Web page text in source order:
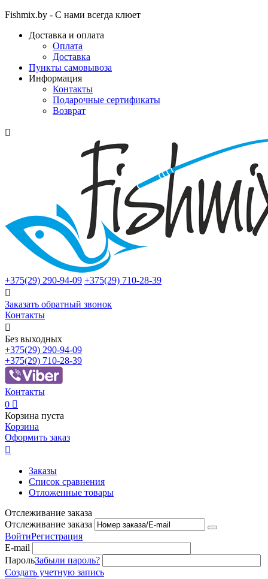
Fishmix.by - С нами всегда клюет
Доставка и оплата
Оплата
Доставка
Пункты самовывоза
Информация
Контакты
Подарочные сертификаты
Возврат

+375(29) 290-94-09 +375(29) 710-28-39

Заказать обратный звонок
Контакты

Без выходных
+375(29) 290-94-09
+375(29) 710-28-39
Контакты
0 
Корзина пуста
Корзина
Оформить заказ

Заказы
Список сравнения
Отложенные товары
Отслеживание заказа
Отслеживание заказа
ВойтиРегистрация
E-mail
ПарольЗабыли пароль?
Создать учетную запись